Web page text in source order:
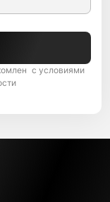
с условиями